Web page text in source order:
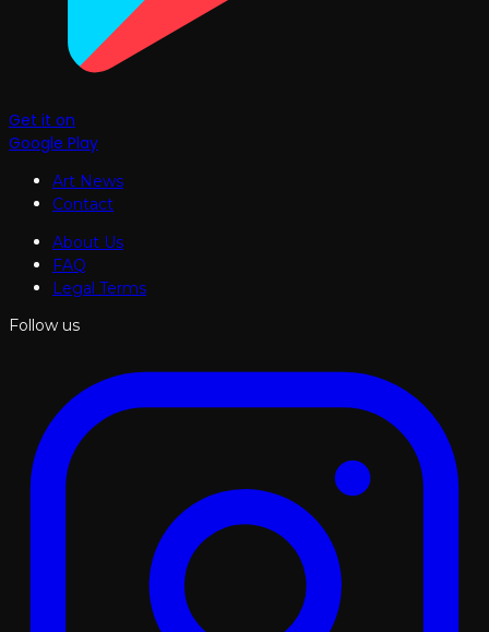
Get it on
Google Play
Art News
Contact
About Us
FAQ
Legal Terms
Follow us